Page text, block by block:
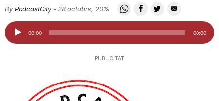
C
By PodcastCity- 28 octubre, 2019
Reproductor
d'àudio
00:00 00:00
PUBLICITAT